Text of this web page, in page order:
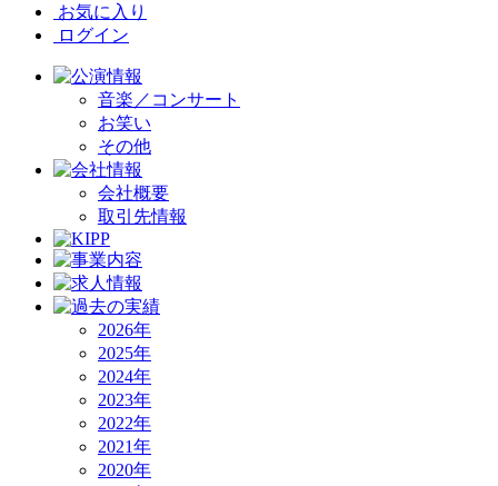
お気に入り
ログイン
音楽／コンサート
お笑い
その他
会社概要
取引先情報
2026年
2025年
2024年
2023年
2022年
2021年
2020年